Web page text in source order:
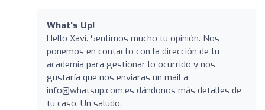
What's Up!
Hello Xavi. Sentimos mucho tu opinión. Nos
ponemos en contacto con la dirección de tu
academia para gestionar lo ocurrido y nos
gustaría que nos enviaras un mail a
info@whatsup.com.es dándonos más detalles de
tu caso. Un saludo.